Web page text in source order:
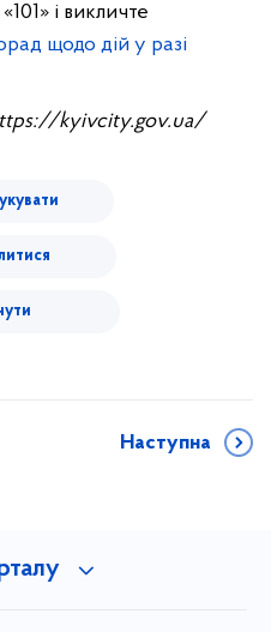
і викличте
щодо дій у разі
kyivcity.gov.ua/
Наступна